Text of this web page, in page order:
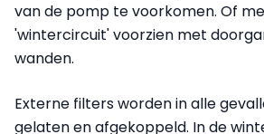
van de pomp te voorkomen. Of
'wintercircuit' voorzien met
wanden.
Externe filters worden in alle
gelaten en afgekoppeld. In de